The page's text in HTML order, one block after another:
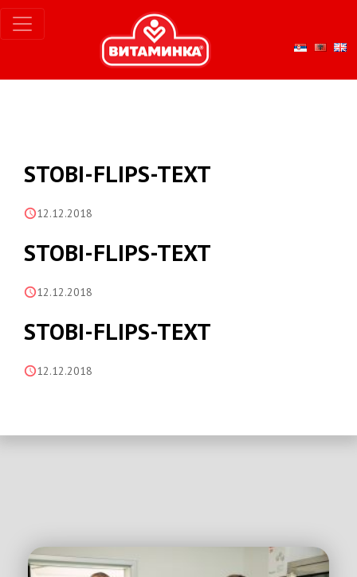
STOBI-FLIPS-TEXT
12.12.2018
STOBI-FLIPS-TEXT
12.12.2018
STOBI-FLIPS-TEXT
12.12.2018